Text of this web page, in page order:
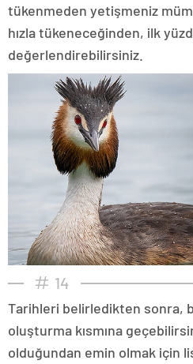
tükenmeden yetişmeniz
hızla tükeneceğinden, ilk
değerlendirebilirsiniz.
14
Tarihleri belirledikten sonra,
oluşturma kısmına
olduğundan emin olmak için